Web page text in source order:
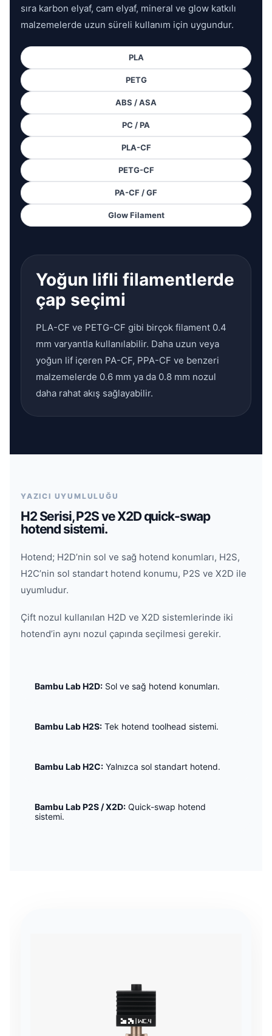
sıra karbon elyaf, cam elyaf, mineral ve glow katkılı
malzemelerde uzun süreli kullanım için uygundur.
PLA
PETG
ABS / ASA
PC / PA
PLA-CF
PETG-CF
PA-CF / GF
Glow Filament
Yoğun lifli filamentlerde
çap seçimi
PLA-CF ve PETG-CF gibi birçok filament 0.4
mm varyantla kullanılabilir. Daha uzun veya
yoğun lif içeren PA-CF, PPA-CF ve benzeri
malzemelerde 0.6 mm ya da 0.8 mm nozul
daha rahat akış sağlayabilir.
YAZICI UYUMLULUĞU
H2 Serisi, P2S ve X2D quick-swap
hotend sistemi.
Hotend; H2D’nin sol ve sağ hotend konumları, H2S,
H2C’nin sol standart hotend konumu, P2S ve X2D ile
uyumludur.
Çift nozul kullanılan H2D ve X2D sistemlerinde iki
hotend’in aynı nozul çapında seçilmesi gerekir.
Bambu Lab H2D: Sol ve sağ hotend konumları.
Bambu Lab H2S: Tek hotend toolhead sistemi.
Bambu Lab H2C: Yalnızca sol standart hotend.
Bambu Lab P2S / X2D: Quick-swap hotend
sistemi.